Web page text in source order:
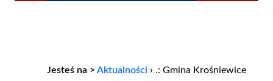
Jesteś na > Aktualności › .: Gmina Krośniewice